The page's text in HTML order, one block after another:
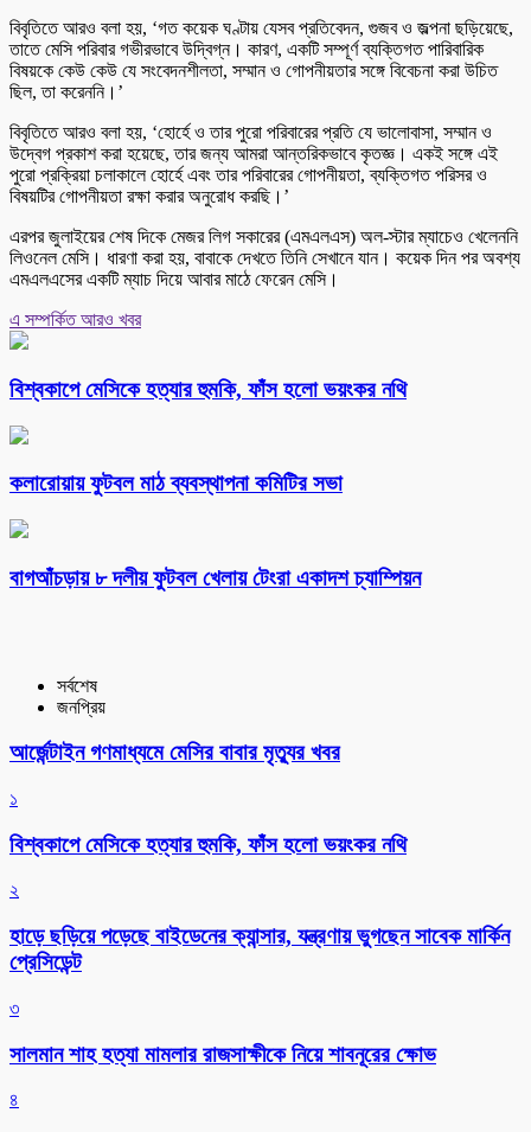
বিবৃতিতে আরও বলা হয়, ‘গত কয়েক ঘণ্টায় যেসব প্রতিবেদন, গুজব ও জল্পনা ছড়িয়েছে,
তাতে মেসি পরিবার গভীরভাবে উদ্বিগ্ন। কারণ, একটি সম্পূর্ণ ব্যক্তিগত পারিবারিক
বিষয়কে কেউ কেউ যে সংবেদনশীলতা, সম্মান ও গোপনীয়তার সঙ্গে বিবেচনা করা উচিত
ছিল, তা করেননি।’
বিবৃতিতে আরও বলা হয়, ‘হোর্হে ও তার পুরো পরিবারের প্রতি যে ভালোবাসা, সম্মান ও
উদ্বেগ প্রকাশ করা হয়েছে, তার জন্য আমরা আন্তরিকভাবে কৃতজ্ঞ। একই সঙ্গে এই
পুরো প্রক্রিয়া চলাকালে হোর্হে এবং তার পরিবারের গোপনীয়তা, ব্যক্তিগত পরিসর ও
বিষয়টির গোপনীয়তা রক্ষা করার অনুরোধ করছি।’
এরপর জুলাইয়ের শেষ দিকে মেজর লিগ সকারের (এমএলএস) অল-স্টার ম্যাচেও খেলেননি
লিওনেল মেসি। ধারণা করা হয়, বাবাকে দেখতে তিনি সেখানে যান। কয়েক দিন পর অবশ্য
এমএলএসের একটি ম্যাচ দিয়ে আবার মাঠে ফেরেন মেসি।
এ সম্পর্কিত আরও খবর
বিশ্বকাপে মেসিকে হত্যার হুমকি, ফাঁস হলো ভয়ংকর নথি
কলারোয়ায় ফুটবল মাঠ ব্যবস্থাপনা কমিটির সভা
বাগআঁচড়ায় ৮ দলীয় ফুটবল খেলায় টেংরা একাদশ চ্যাম্পিয়ন
সর্বশেষ
জনপ্রিয়
আর্জেন্টাইন গণমাধ্যমে মেসির বাবার মৃত্যুর খবর
১
বিশ্বকাপে মেসিকে হত্যার হুমকি, ফাঁস হলো ভয়ংকর নথি
২
হাড়ে ছড়িয়ে পড়েছে বাইডেনের ক্যান্সার, যন্ত্রণায় ভুগছেন সাবেক মার্কিন
প্রেসিডেন্ট
৩
সালমান শাহ হত্যা মামলার রাজসাক্ষীকে নিয়ে শাবনূরের ক্ষোভ
৪